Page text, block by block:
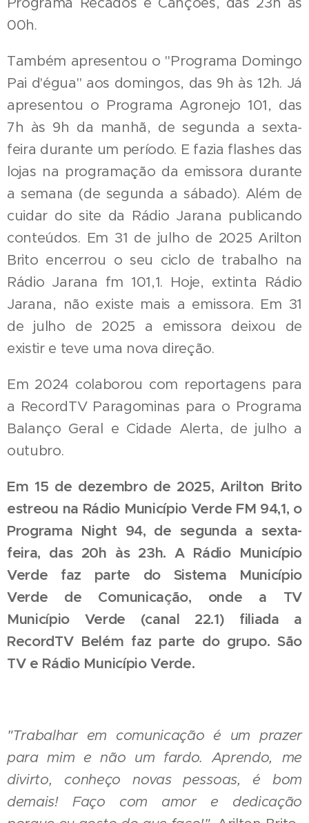
00h.
Também apresentou o "Programa Domingo
Pai d'égua" aos domingos, das 9h às 12h. Já
apresentou o Programa Agronejo 101, das
7h às 9h da manhã, de segunda a sexta-
feira durante um período. E fazia flashes das
lojas na programação da emissora durante
a semana (de segunda a sábado). Além de
cuidar do site da Rádio Jarana publicando
conteúdos. Em 31 de julho de 2025 Arilton
Brito encerrou o seu ciclo de trabalho na
Rádio Jarana fm 101,1. Hoje, extinta Rádio
Jarana, não existe mais a emissora. Em 31
de julho de 2025 a emissora deixou de
existir e teve uma nova direção.
Em 2024 colaborou com reportagens para
a RecordTV Paragominas para o Programa
Balanço Geral e Cidade Alerta, de julho a
outubro.
Em 15 de dezembro de 2025, Arilton Brito
estreou na Rádio Município Verde FM 94,1, o
Programa Night 94, de segunda a sexta-
feira, das 20h às 23h. A Rádio Município
Verde faz parte do Sistema Município
Verde de Comunicação, onde a TV
Município Verde (canal 22.1) filiada a
RecordTV Belém faz parte do grupo. São
TV e Rádio Município Verde.
"Trabalhar em comunicação é um prazer
para mim e não um fardo. Aprendo, me
divirto, conheço novas pessoas, é bom
demais! Faço com amor e dedicação